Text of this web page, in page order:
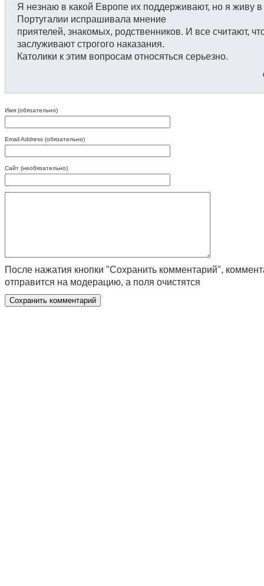
Я незнаю в какой Европе их поддерживают, но я живу в
Португалии испрашивала мнение
приятелей, знакомых, родственников. И все считают,
заслуживают строгого наказания.
Католики к этим вопросам относяться серьезно.
Имя (обязательно)
Email Address (обязательно)
Сайт (необязательно)
После нажатия кнопки "Сохранить комментарий",
отправится на модерацию, а поля очистятся